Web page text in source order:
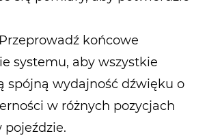
końcowe
systemu, aby wszystkie
spójną wydajność dźwięku o
w różnych pozycjach
pojeździe.